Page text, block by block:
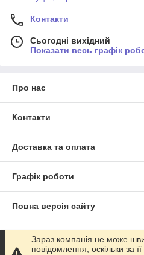
Контакти
Сьогодні вихідний
Показати весь графік
Про нас
Контакти
Доставка та оплата
Графік роботи
Повна версія сайту
Сайт створено на маркетплейсі
Зараз компанія не може
повідомлення, оскільки за